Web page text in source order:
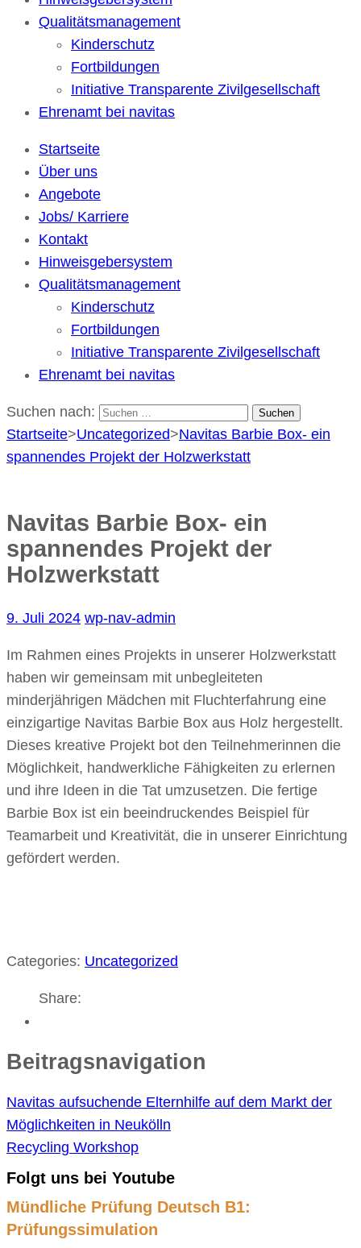
Qualitätsmanagement
Kinderschutz
Fortbildungen
Initiative Transparente Zivilgesellschaft
Ehrenamt bei navitas
Startseite
Über uns
Angebote
Jobs/ Karriere
Kontakt
Hinweisgebersystem
Qualitätsmanagement
Kinderschutz
Fortbildungen
Initiative Transparente Zivilgesellschaft
Ehrenamt bei navitas
Suchen nach:
Startseite>Uncategorized>Navitas Barbie Box- ein
spannendes Projekt der Holzwerkstatt
Navitas Barbie Box- ein
spannendes Projekt der
Holzwerkstatt
9. Juli 2024 wp-nav-admin
Im Rahmen eines Projekts in unserer Holzwerkstatt
haben wir gemeinsam mit unbegleiteten
minderjährigen Mädchen mit Fluchterfahrung eine
einzigartige Navitas Barbie Box aus Holz hergestellt.
Dieses kreative Projekt bot den Teilnehmerinnen die
Möglichkeit, handwerkliche Fähigkeiten zu erlernen
und ihre Ideen in die Tat umzusetzen. Die fertige
Barbie Box ist ein beeindruckendes Beispiel für
Teamarbeit und Kreativität, die in unserer Einrichtung
gefördert werden.
Categories: Uncategorized
Share:
Beitragsnavigation
Navitas aufsuchende Elternhilfe auf dem Markt der
Möglichkeiten in Neukölln
Recycling Workshop
Folgt uns bei Youtube
Mündliche Prüfung Deutsch B1:
Prüfungssimulation